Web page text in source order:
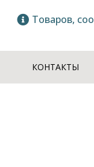
Товаров,
КОНТАКТЫ